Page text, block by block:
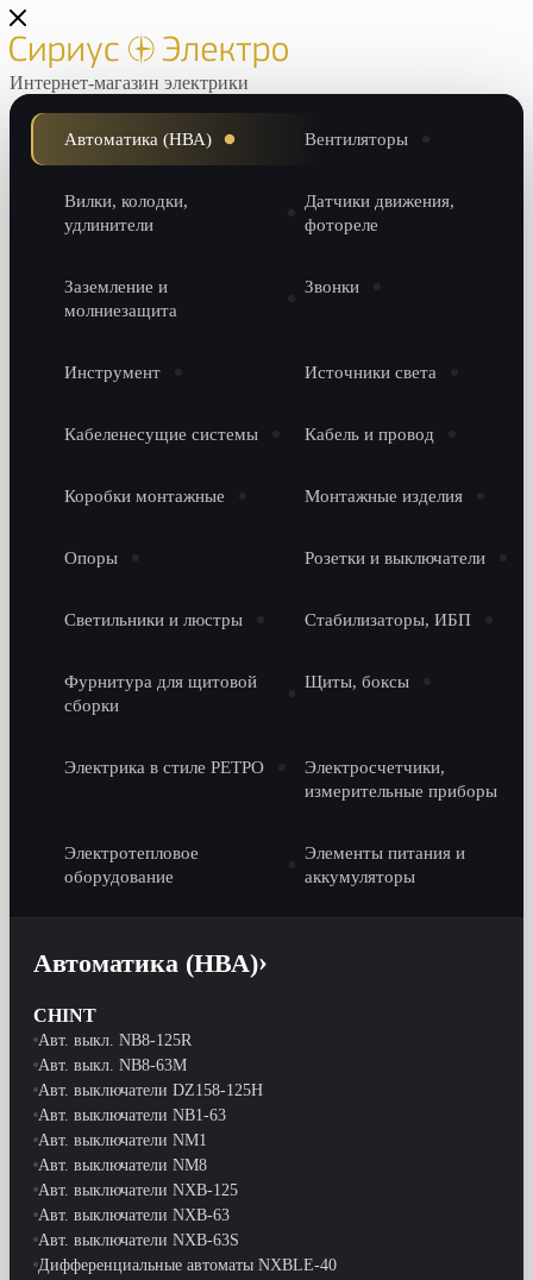
Интернет-магазин электрики
Автоматика (НВА) Вентиляторы
Вилки, колодки,
удлинители
Датчики движения,
фотореле
Заземление и
молниезащита
Звонки
Инструмент Источники света
Кабеленесущие системы Кабель и провод
Коробки монтажные Монтажные изделия
Опоры Розетки и выключатели
Светильники и люстры Стабилизаторы, ИБП
Фурнитура для щитовой
сборки
Щиты, боксы
Электрика в стиле РЕТРО
Электросчетчики,
измерительные приборы
Электротепловое
оборудование
Элементы питания и
аккумуляторы
Автоматика (НВА)
CHINT
Авт. выкл. NB8-125R
Авт. выкл. NB8-63M
Авт. выключатели DZ158-125H
Авт. выключатели NB1-63
Авт. выключатели NM1
Авт. выключатели NM8
Авт. выключатели NXB-125
Авт. выключатели NXB-63
Авт. выключатели NXB-63S
Дифференциальные автоматы NXBLE-40